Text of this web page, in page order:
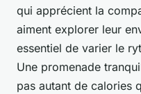
qui apprécient la
aiment explorer leur
essentiel de varier le
Une promenade
pas autant de calories